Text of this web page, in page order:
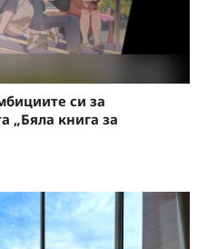
си за
„Бяла книга за